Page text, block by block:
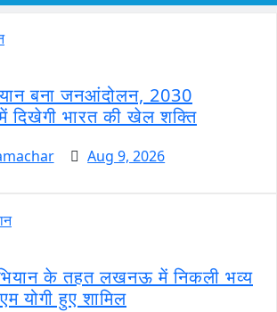
बना जनआंदोलन, 2030
दिखेगी भारत की खेल शक्ति
Aug 9, 2026
के तहत लखनऊ में निकली भव्य
योगी हुए शामिल